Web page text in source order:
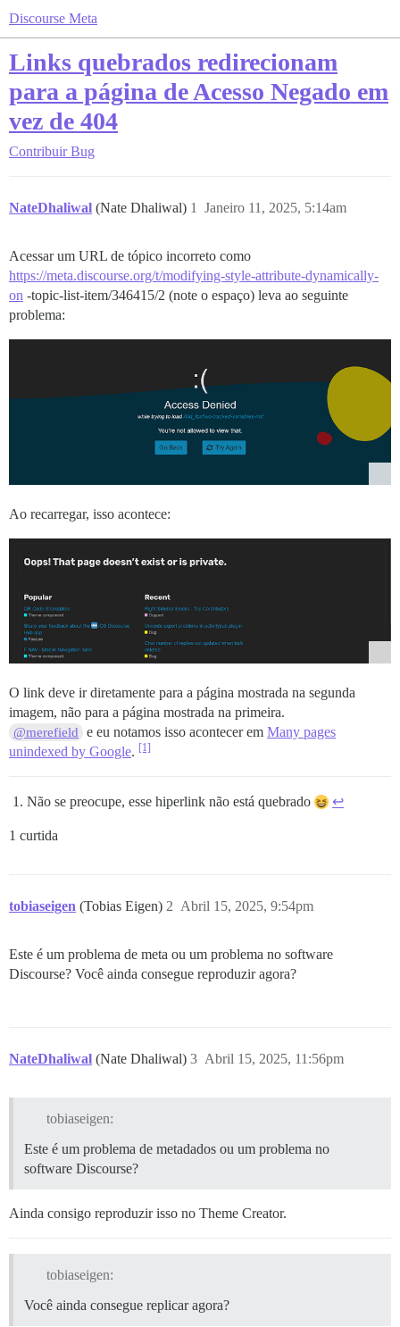
Discourse Meta
Links quebrados redirecionam
para a página de Acesso Negado em
vez de 404
Contribuir Bug
NateDhaliwal (Nate Dhaliwal) Janeiro 11, 2025, 5:14am
1
Acessar um URL de tópico incorreto como
https://meta.discourse.org/t/modifying-style-attribute-dynamically-
on -topic-list-item/346415/2 (note o espaço) leva ao seguinte
problema:
Ao recarregar, isso acontece:
O link deve ir diretamente para a página mostrada na segunda
imagem, não para a página mostrada na primeira.
@merefield e eu notamos isso acontecer emMany pages
unindexed by Google. [1]
Não se preocupe, esse hiperlink não está quebrado ↩︎
1 curtida
tobiaseigen (Tobias Eigen) Abril 15, 2025, 9:54pm
2
Este é um problema de meta ou um problema no software
Discourse? Você ainda consegue reproduzir agora?
NateDhaliwal (Nate Dhaliwal) Abril 15, 2025, 11:56pm
3
tobiaseigen:
Este é um problema de metadados ou um problema no
software Discourse?
Ainda consigo reproduzir isso no Theme Creator.
tobiaseigen:
Você ainda consegue replicar agora?